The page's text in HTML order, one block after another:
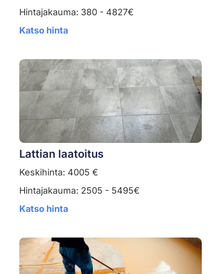
Hintajakauma: 380 - 4827€
Katso hinta
Lattian laatoitus
Keskihinta: 4005 €
Hintajakauma: 2505 - 5495€
Katso hinta